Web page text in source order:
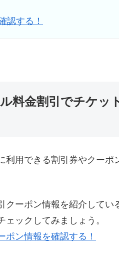
認する！
料金割引でチケッ
用できる割引券やクーポ
ーポン情報を紹介してい
ックしてみましょう。
ン情報を確認する！